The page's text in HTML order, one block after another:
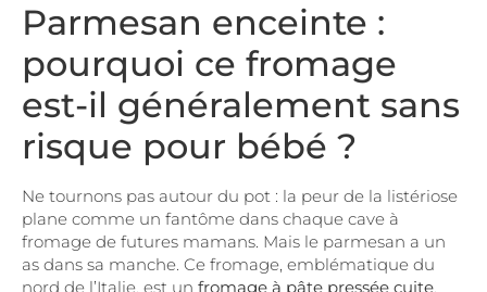
Parmesan enceinte :
pourquoi ce fromage
est-il généralement sans
risque pour bébé ?
Ne tournons pas autour du pot : la peur de la listériose
plane comme un fantôme dans chaque cave à
fromage de futures mamans. Mais le parmesan a un
as dans sa manche. Ce fromage, emblématique du
nord de l’Italie, est un fromage à pâte pressée cuite.